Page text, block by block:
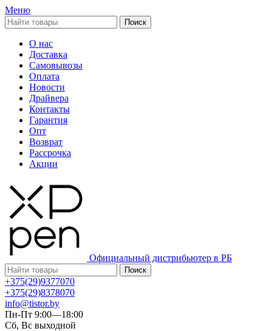
Меню
Поиск
О нас
Доставка
Самовывозы
Оплата
Новости
Драйвера
Контакты
Гарантия
Опт
Возврат
Рассрочка
Акции
Официальный дистрибьютер в РБ
Поиск
+375(29)9377070
+375(29)8378070
info@tistor.by
Пн-Пт 9:00—18:00
Сб, Вс выходной